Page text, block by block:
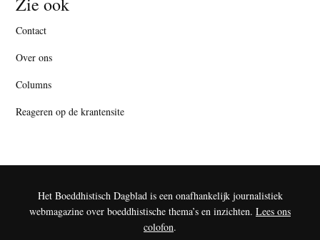
Contact
Over ons
Columns
Reageren op de krantensite
Het Boeddhistisch Dagblad is een onafhankelijk journalistiek
webmagazine over boeddhistische thema’s en inzichten. Lees ons
colofon.